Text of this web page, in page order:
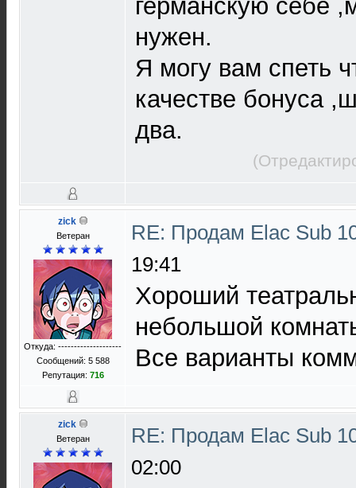
германскую себе
нужен.
Я могу вам спеть
качестве бонуса
два.
zick
Ветеран
Откуда: --------------------
Сообщений: 5 588
Репутация: 716
RE: Продам Elac Sub
19:41
Хороший
небольшой
Все варианты
zick
Ветеран
RE: Продам Elac Sub
02:00